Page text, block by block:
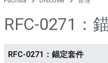
RFC-0271：
RFC-0271：錨定套件